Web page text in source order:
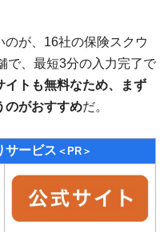
が、16社の保険スクウ
で、最短3分の入力完了で
イトも無料なため、まず
のがおすすめだ。
サービス ＜PR＞